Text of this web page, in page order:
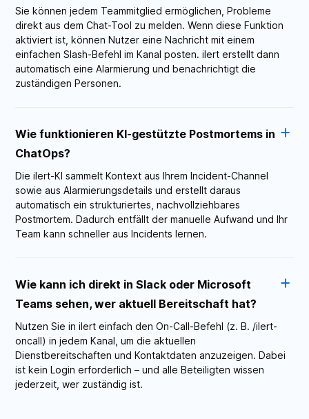
Sie können jedem Teammitglied ermöglichen, Probleme
direkt aus dem Chat-Tool zu melden. Wenn diese Funktion
aktiviert ist, können Nutzer eine Nachricht mit einem
einfachen Slash-Befehl im Kanal posten. ilert erstellt dann
automatisch eine Alarmierung und benachrichtigt die
zuständigen Personen.
Wie funktionieren KI-gestützte Postmortems in
ChatOps?
Die ilert-KI sammelt Kontext aus Ihrem Incident-Channel
sowie aus Alarmierungsdetails und erstellt daraus
automatisch ein strukturiertes, nachvollziehbares
Postmortem. Dadurch entfällt der manuelle Aufwand und Ihr
Team kann schneller aus Incidents lernen.
Wie kann ich direkt in Slack oder Microsoft
Teams sehen, wer aktuell Bereitschaft hat?
Nutzen Sie in ilert einfach den On-Call-Befehl (z. B. /ilert-
oncall) in jedem Kanal, um die aktuellen
Dienstbereitschaften und Kontaktdaten anzuzeigen. Dabei
ist kein Login erforderlich – und alle Beteiligten wissen
jederzeit, wer zuständig ist.